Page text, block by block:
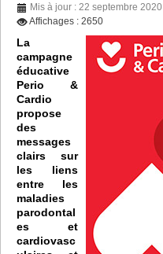
Mis à jour : 22 septembre 2020
Affichages : 2650
La
campagne
éducative
Perio &
Cardio
propose
des
messages
clairs sur
les liens
entre les
maladies
parodontal
es et
cardiovasc